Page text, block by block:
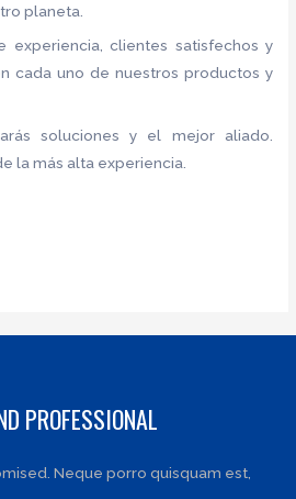
planeta.
experiencia, clientes satisfechos y
cada uno de nuestros productos y
soluciones y el mejor aliado.
la más alta experiencia.
PROFESSIONAL
Neque porro quisquam est,